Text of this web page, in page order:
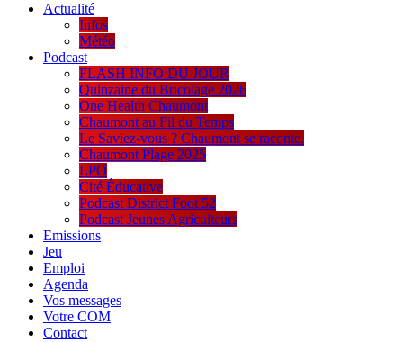
Actualité
Infos
Météo
Podcast
FLASH INFO DU JOUR
Quinzaine du Bricolage 2026
One Health Chaumont
Chaumont au Fil du Temps
Le Saviez-vous ? Chaumont se raconte.
Chaumont Plage 2025
LPO
Cité Éducative
Podcast District Foot 52
Podcast Jeunes Agriculteurs
Emissions
Jeu
Emploi
Agenda
Vos messages
Votre COM
Contact